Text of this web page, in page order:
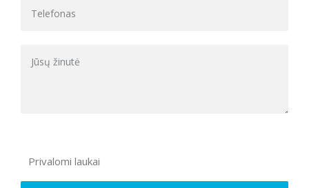
Privalomi laukai